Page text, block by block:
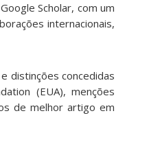
Scholar, com um
internacionais,
distinções concedidas
(EUA), menções
de melhor artigo em